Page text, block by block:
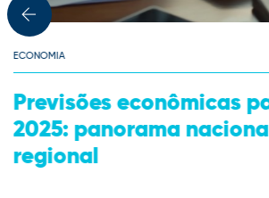
ECONOMIA
Retomada da economia:
segundo semestre é
momento-chave para